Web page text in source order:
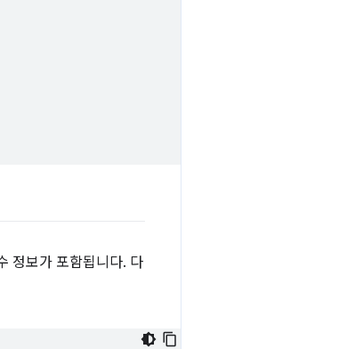
정보가 포함됩니다. 다